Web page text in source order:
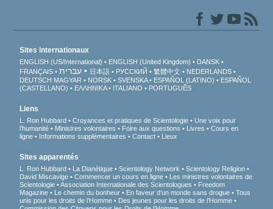
Sites internationaux
ENGLISH (US/International) ENGLISH (United Kingdom)
DANSK
FRANÇAIS
עברית 日本語 РУССКИЙ 繁體中文
NEDERLANDS
DEUTSCH MAGYAR NORSK SVENSKA ESPAÑOL (LATINO)
ESPAÑOL
(CASTELLANO)
ΕΛΛΗΝΙΚA ITALIANO PORTUGUÊS
Liens
L. Ron Hubbard Croyances et pratiques de Scientologie
Une voix pour
l’humanité
Ministres volontaires Foire aux questions Livres
Cours en
ligne
Informations supplémentaires Contact Lieux
Sites apparentés
L. Ron Hubbard La Dianétique Scientology Network
Scientology Religion
David Miscavige
Commencer un cours en ligne
Les ministres volontaires de
Scientologie
Association Internationale des Scientologues
Freedom
Magazine
Le chemin du bonheur En faveur d’un monde sans drogue
Tous
unis pour les droits de l’Homme
Des jeunes pour les droits de l’Homme